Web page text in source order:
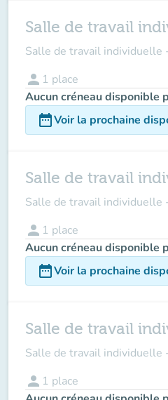
Salle de travail
Salle de travail individuelle
person 1 place
Aucun créneau disponible
date_rangeVoir la prochaine
Salle de travail
Salle de travail individuelle
person 1 place
Aucun créneau disponible
date_rangeVoir la prochaine
Salle de travail
Salle de travail individuelle
person 1 place